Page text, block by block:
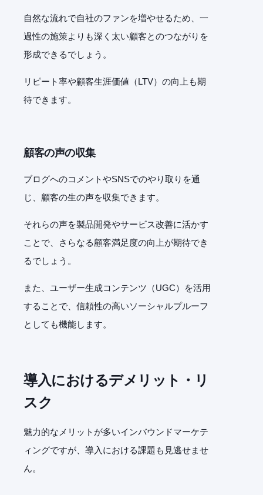
自然な流れで自社のファンを増やせるため、一
過性の施策よりも深く太い顧客とのつながりを
形成できるでしょう。
リピート率や顧客生涯価値（LTV）の向上も期
待できます。
顧客の声の収集
ブログへのコメントやSNSでのやり取りを通
じ、顧客の生の声を収集できます。
それらの声を製品開発やサービス改善に活かす
ことで、さらなる顧客満足度の向上が期待でき
るでしょう。
また、ユーザー生成コンテンツ（UGC）を活用
することで、信頼性の高いソーシャルプルーフ
としても機能します。
導入におけるデメリット・リ
スク
魅力的なメリットが多いインバウンドマーケテ
ィングですが、導入における課題も見逃せませ
ん。